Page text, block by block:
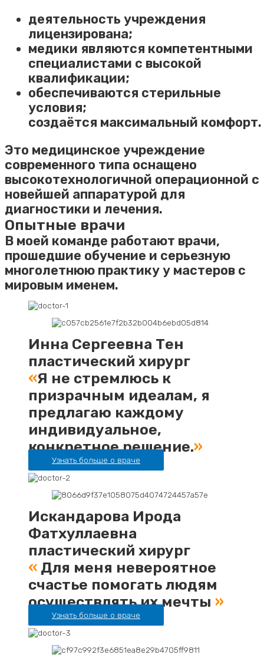
деятельность учреждения
лицензирована;
медики являются компетентными
специалистами с высокой
квалификации;
обеспечиваются стерильные
условия;
создаётся максимальный комфорт.
Это медицинское учреждение
современного типа оснащено
высокотехнологичной операционной с
новейшей аппаратурой для
диагностики и лечения.
Опытные врачи
В моей команде работают врачи,
прошедшие обучение и серьезную
многолетнюю практику у мастеров с
мировым именем.
Инна Сергеевна Тен
пластический хирург
«Я не стремлюсь к
призрачным идеалам, я
предлагаю каждому
индивидуальное,
конкретное решение.»
Узнать больше о враче
Искандарова Ирода
Фатхуллаевна
пластический хирург
« Для меня невероятное
счастье помогать людям
осуществлять их мечты »
Узнать больше о враче